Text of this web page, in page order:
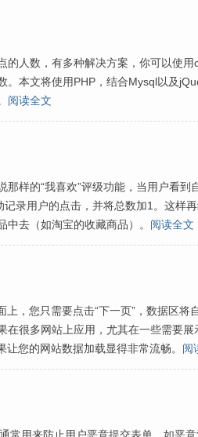
的人数，有多种解决方案，你可以使
。本文将使用PHP，结合Mysql以及
阅读全文
那样的“我喜欢”评级功能，当用户看到
记录用户的点击，并将总数加1。这样
中去（如淘宝的收藏商品）。 阅读全文
，您只需要点击“下一页”，数据区将
在很多网站上应用，尤其在一些需要
您的网站数据加载显得非常流畅。 阅